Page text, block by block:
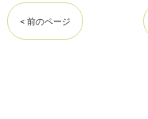
< 前のページ